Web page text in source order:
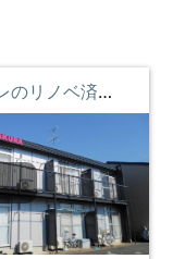
【コーポさくら】キッチン・トイレのリノベ済・陽当り良好 **即入居募集中**